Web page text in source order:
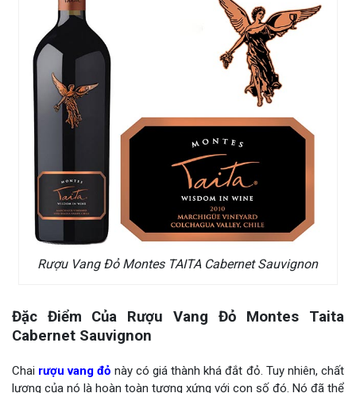
Rượu Vang Đỏ Montes TAITA Cabernet Sauvignon
Đặc Điểm Của Rượu Vang Đỏ Montes Taita
Cabernet Sauvignon
Chai rượu vang đỏ này có giá thành khá đắt đỏ. Tuy nhiên, chất
lượng của nó là hoàn toàn tương xứng với con số đó. Nó đã thể